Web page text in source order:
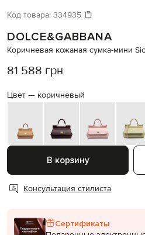
Давайте подберем что-то еще
Код товара: 334935
DOLCE&GABBANA
Коричневая кожаная сумка-мини
81 588 грн
Цвет — коричневый
В корзину
Консультация стилиста
Сертификаты